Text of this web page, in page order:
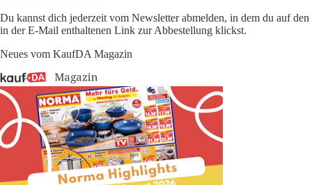
Du kannst dich jederzeit vom Newsletter abmelden, in dem du auf den
in der E-Mail enthaltenen Link zur Abbestellung klickst.
Neues vom KaufDA Magazin